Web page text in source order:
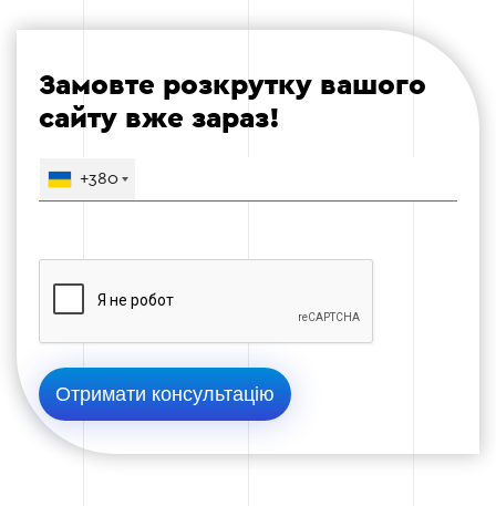
Замовте розкрутку вашого
сайту вже зараз!
+380